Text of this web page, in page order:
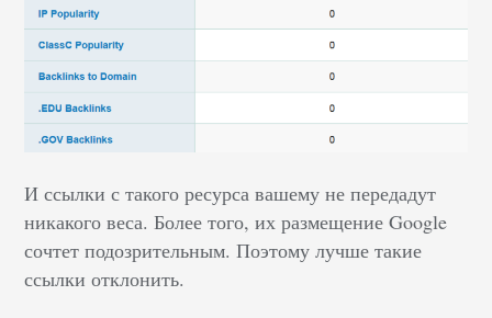
И ссылки с такого ресурса вашему не передадут
никакого веса. Более того, их размещение Google
сочтет подозрительным. Поэтому лучше такие
ссылки отклонить.